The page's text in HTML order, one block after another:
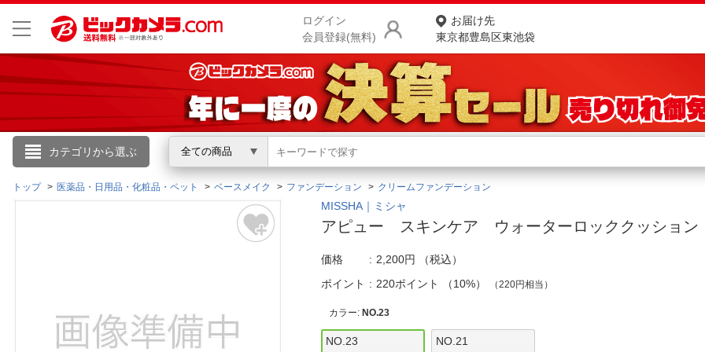
ログイン
会員登録(無料)
お届け先
東京都豊島区東池袋
カテゴリから選ぶ 全ての商品
こんにちは
ログイン
閲覧履歴
商品をさがす
ランキングからさがす
お客様サポート
ご利用ガイド
トップ 医薬品・日用品・化粧品・ペット ベースメイク ファンデーション クリームファンデーション
MISSHA｜ミシャ
アピュー スキンケア ウォーターロッククッショ
価格 2,200円
（税込）
ポイント
220ポイント （10%） （220円相当）
カラー: NO.23
NO.23 NO.21